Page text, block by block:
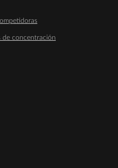
de concentración